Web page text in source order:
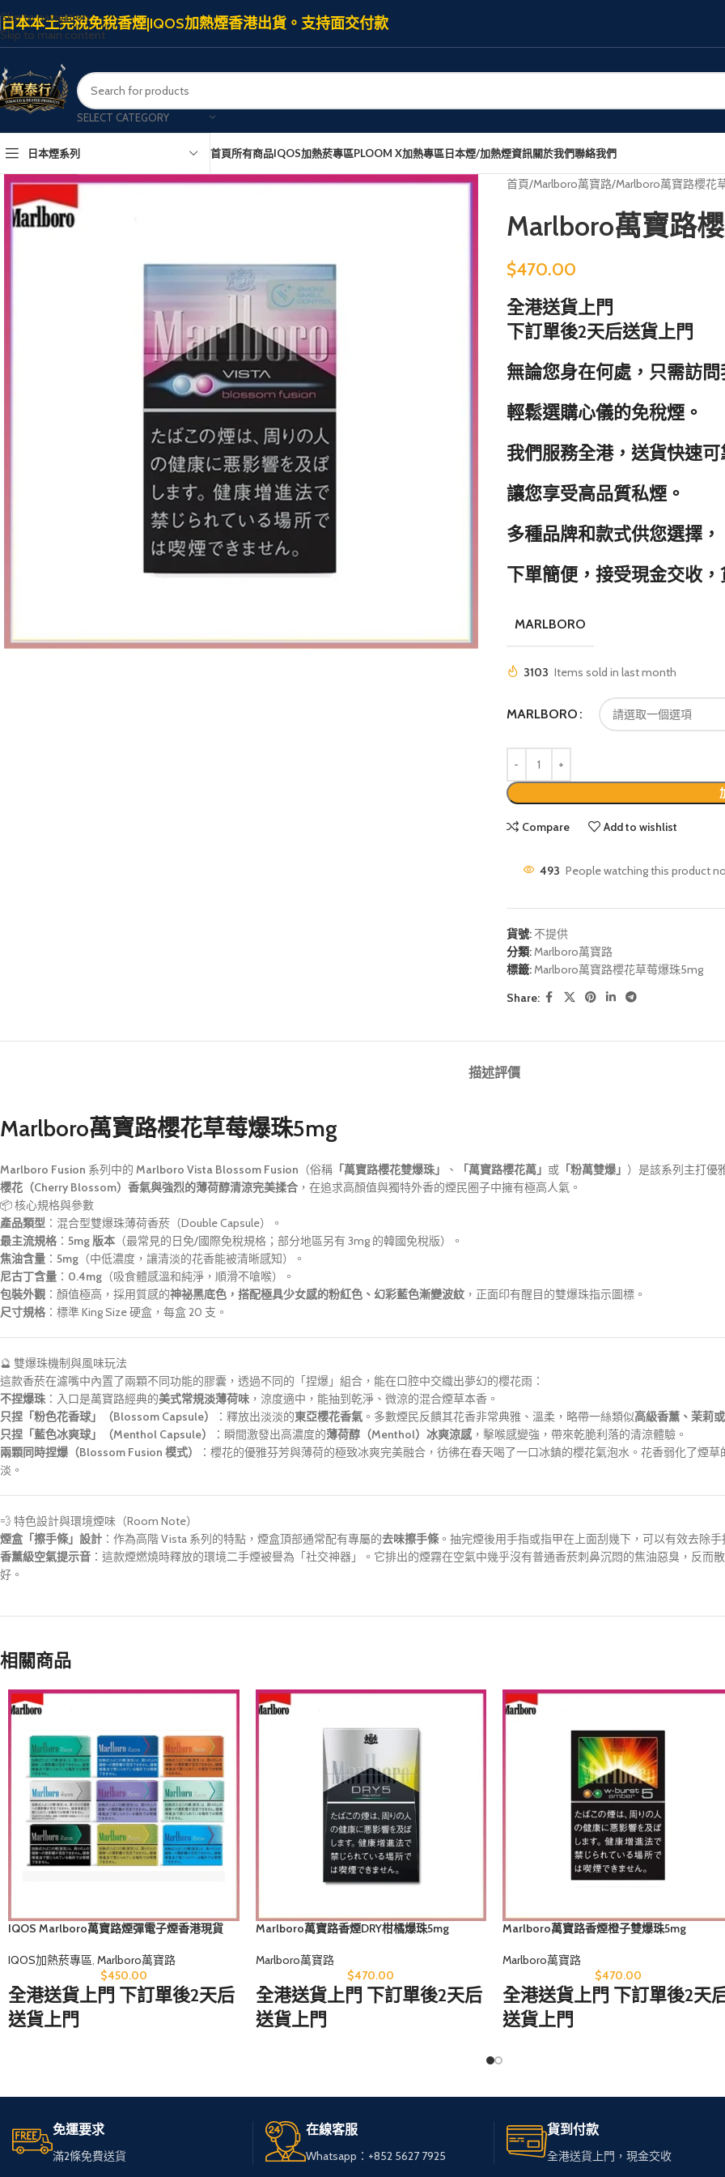
Skip to navigation
Skip to main content
日本本土完稅免稅香煙|IQOS加熱煙香港出貨。支持面交付款
SELECT CATEGORY
日本煙系列 首頁所有商品IQOS加熱菸專區PLOOM X加熱專區日本煙/加熱煙資訊關於我們聯絡我們
首頁 Marlboro萬寶路 Marlboro萬寶路櫻花
Marlboro萬寶路
$470.00
全港送貨上門
下訂單後2天后送貨上門
無論您身在何處，只需訪問
輕鬆選購心儀的免稅煙。
我們服務全港，送貨快速可
讓您享受高品質私煙。
多種品牌和款式供您選擇，
下單簡便，接受現金交收，
MARLBORO
3103 Items sold in last month
MARLBORO
Compare Add to wishlist
493 People watching this product
貨號: 不提供
分類:Marlboro萬寶路
標籤:Marlboro萬寶路櫻花草莓爆珠5mg
Share:
描述評價
Marlboro萬寶路櫻花草莓爆珠5mg
Marlboro Fusion 系列中的 Marlboro Vista Blossom Fusion （俗稱 「萬寶路櫻花雙爆珠」 、 「萬寶路櫻花萬」 或 「粉萬雙爆」 ）是該系列主打優
櫻花（Cherry Blossom）香氣與強烈的薄荷醇清涼完美揉合 ，在追求高顏值與獨特外香的煙民圈子中擁有極高人氣。
📦 核心規格與參數
產品類型 ：混合型雙爆珠薄荷香菸（Double Capsule）。
最主流規格 ： 5mg 版本 （最常見的日免/國際免稅規格；部分地區另有 3mg 的韓國免稅版）。
焦油含量 ： 5mg （中低濃度，讓清淡的花香能被清晰感知）。
尼古丁含量 ： 0.4mg （吸食體感溫和純淨，順滑不嗆喉）。
包裝外觀 ：顏值極高，採用質感的神祕黑底色，搭配極具少女感的粉紅色、幻彩藍色漸變波紋 ，正面印有醒目的雙爆珠指示圖標。
尺寸規格 ：標準 King Size 硬盒，每盒 20 支。
🔮 雙爆珠機制與風味玩法
這款香菸在濾嘴中內置了兩顆不同功能的膠囊，透過不同的「捏爆」組合，能在口腔中交織出夢幻的櫻花雨：
不捏爆珠 ：入口是萬寶路經典的美式常規淡薄荷味 ，涼度適中，能抽到乾淨、微涼的混合煙草本香。
只捏「粉色花香球」（Blossom Capsule）
：釋放出淡淡的東亞櫻花香氣 。多數煙民反饋其花香非常典雅、溫柔，略帶一絲類似高級香薰、茉莉
只捏「藍色冰爽球」（Menthol Capsule）
：瞬間激發出高濃度的薄荷醇（Menthol）冰爽涼感 ，擊喉感變強，帶來乾脆利落的清涼體驗。
兩顆同時捏爆（Blossom Fusion 模式）
：櫻花的優雅芬芳與薄荷的極致冰爽完美融合，彷彿在春天喝了一口冰鎮的櫻花氣泡水。花香弱化了煙
淡。
💨 特色設計與環境煙味（Room Note）
煙盒「擦手條」設計 ：作為高階 Vista 系列的特點，煙盒頂部通常配有專屬的去味擦手條 。抽完煙後用手指或指甲在上面刮幾下，可以有效去除
香薰級空氣提示音 ：這款煙燃燒時釋放的環境二手煙被譽為「社交神器」。它排出的煙霧在空氣中幾乎沒有普通香菸刺鼻沉悶的焦油惡臭，反而
好。
相關商品
IQOS Marlboro萬寶路煙彈電子煙香港現貨
IQOS加熱菸專區 Marlboro萬寶路
$450.00
全港送貨上門 下訂單後2天后
送貨上門
我們服務全港，送貨快速可
Marlboro萬寶路香煙DRY柑橘爆珠5mg
Marlboro萬寶路
$470.00
全港送貨上門 下訂單後2天后
送貨上門
我們服務全港，送貨快速可
靠，
Marlboro萬寶路香煙橙子雙爆珠5mg
Marlboro萬寶路
$470.00
全港送貨上門 下訂單後2天
送貨上門
我們服務全港，送貨快速可
靠，
免運要求
滿2條免費送貨
在線客服
Whatsapp：+852 5627 7925
貨到付款
全港送貨上門，現金交收